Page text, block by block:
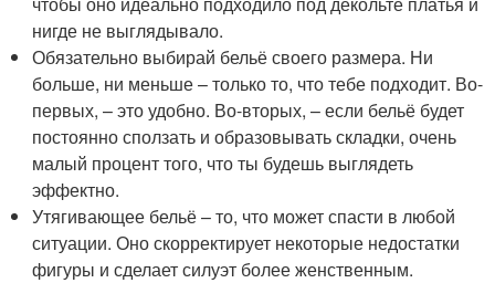
нигде не выглядывало.
Обязательно выбирай бельё своего размера. Ни
больше, ни меньше – только то, что тебе подходит. Во-
первых, – это удобно. Во-вторых, – если бельё будет
постоянно сползать и образовывать складки, очень
малый процент того, что ты будешь выглядеть
эффектно.
Утягивающее бельё – то, что может спасти в любой
ситуации. Оно скорректирует некоторые недостатки
фигуры и сделает силуэт более женственным.